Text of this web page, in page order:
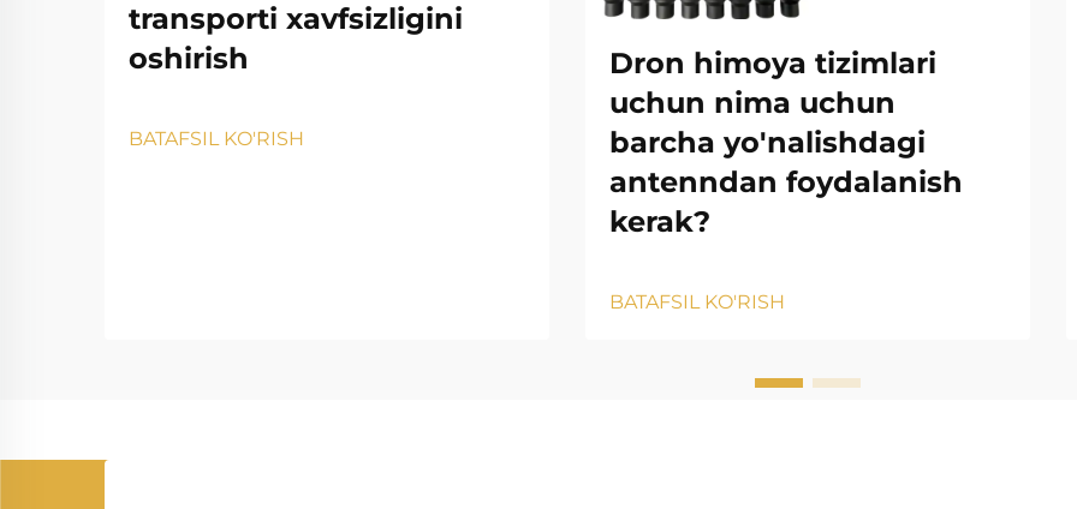
transporti xavfsizligini
oshirish
BATAFSIL KO'RISH
Dron himoya tizimlari
uchun nima uchun
barcha yo'nalishdagi
antenndan foydalanish
kerak?
BATAFSIL KO'RISH